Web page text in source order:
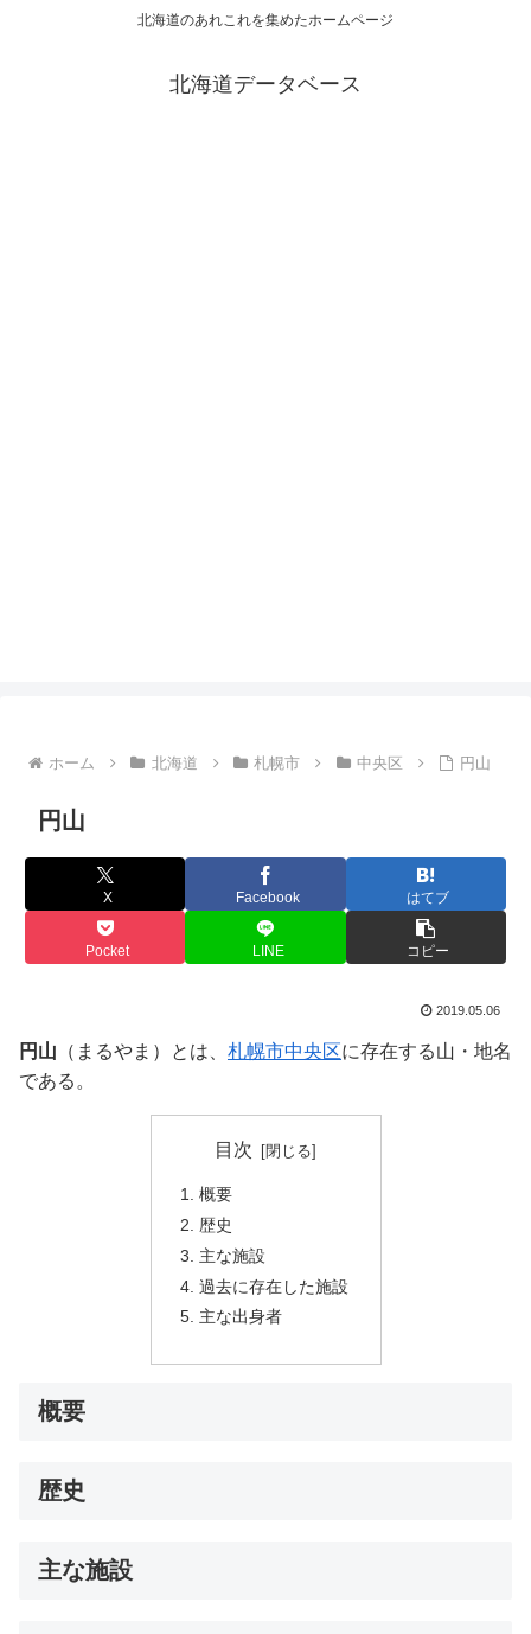
北海道のあれこれを集めたホームページ
北海道データベース
ホーム 北海道 札幌市 中央区 円山
円山
X Facebook はてブ
Pocket LINE コピー
2019.05.06
円山 （まるやま）とは、 札幌市中央区に存在する山・地名
である。
目次
概要
歴史
主な施設
過去に存在した施設
主な出身者
概要
歴史
主な施設